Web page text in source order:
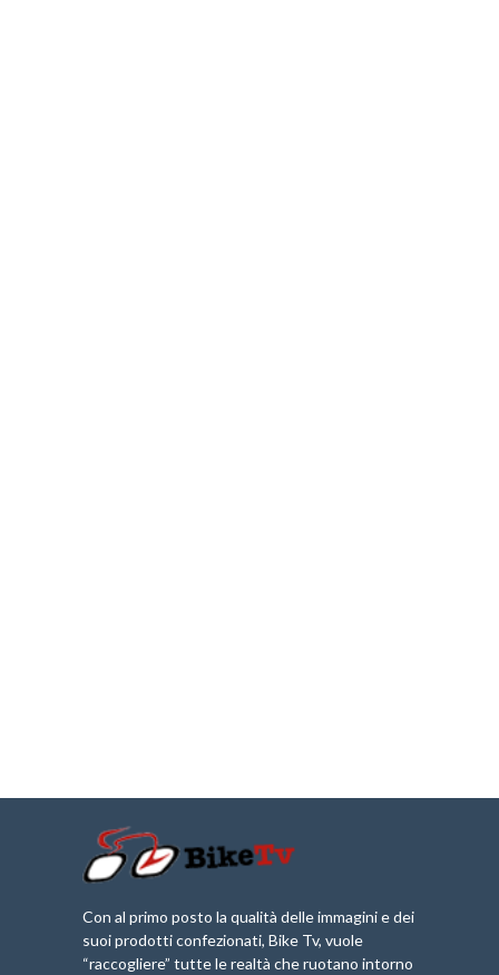
Con al primo posto la qualità delle immagini e dei
suoi prodotti confezionati, Bike Tv, vuole
“raccogliere” tutte le realtà che ruotano intorno